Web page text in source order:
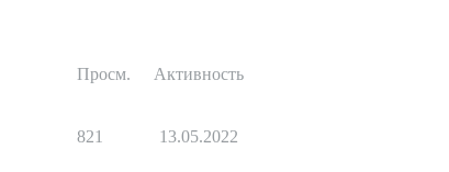
Просм. Активность
821 13.05.2022